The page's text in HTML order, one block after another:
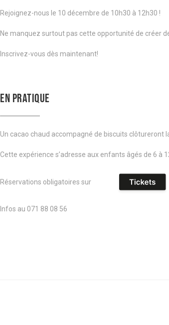
Rejoignez-nous le 10 décembre de 10h30 à 12h30 !
Ne manquez surtout pas cette opportunité de créer
Inscrivez-vous dès maintenant!
EN PRATIQUE
Un cacao chaud accompagné de biscuits clôtureront
Cette expérience s’adresse aux enfants âgés de 6 à
Réservations obligatoires sur
Infos au 071 88 08 56